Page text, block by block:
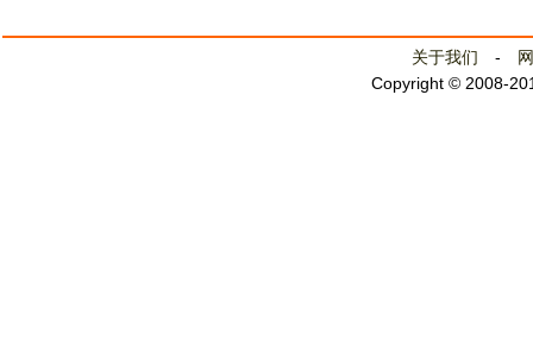
关于我们 -
Copyright © 2008-